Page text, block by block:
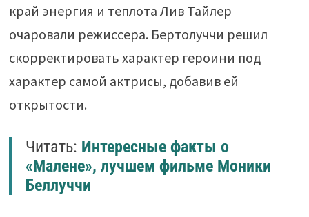
край энергия и теплота Лив Тайлер
очаровали режиссера. Бертолуччи решил
скорректировать характер героини под
характер самой актрисы, добавив ей
открытости.
Читать: Интересные факты о
«Малене», лучшем фильме Моники
Беллуччи